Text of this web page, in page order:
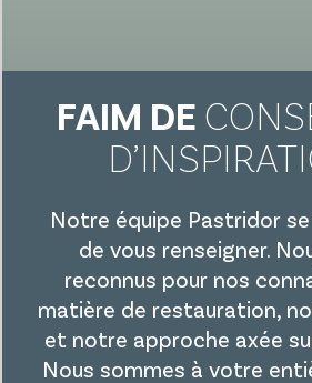
FAIM DE
Notre équipe Pastridor
de vous renseigner.
reconnus pour nos
matière de restauration,
et notre approche axée
Nous sommes à votre